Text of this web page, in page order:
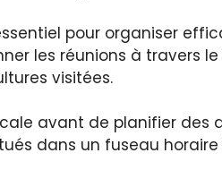
pour organiser
les réunions à travers
visitées.
avant de planifier
dans un fuseau